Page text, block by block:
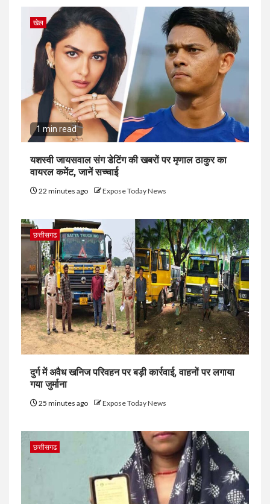
खेल
1 min read
यशस्वी जायसवाल संग डेटिंग की खबरों पर मृणाल ठाकुर का
वायरल कमेंट, जानें सच्चाई
22 minutes ago Expose Today News
छत्तीसगढ
दुर्ग में अवैध खनिज परिवहन पर बड़ी कार्रवाई, वाहनों पर लगाया
गया जुर्माना
25 minutes ago Expose Today News
छत्तीसगढ